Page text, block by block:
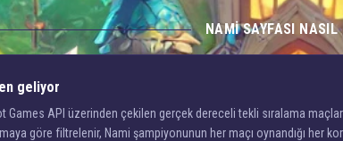
NAMI SAYFASI NASIL
geliyor
Games API üzerinden çekilen gerçek dereceli tekli sıralama
göre filtrelenir, Nami şampiyonunun her maçı oynandığı her